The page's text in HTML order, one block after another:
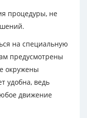
процедуры, не
на специальную
предусмотрены
окружены
удобна, ведь
движение